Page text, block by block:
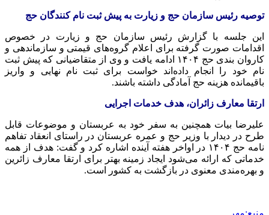
توصیه رئیس سازمان حج و زیارت به پیش ثبت نام کنندگان حج
این جلسه با گزارش رئیس سازمان حج و زیارت در خصوص
اقدامات صورت گرفته برای اعلام گروه‌های قیمتی و سازماندهی و
کاروان بندی حج ۱۴۰۴ ادامه یافت و وی از متقاضیانی که پیش ثبت
نام خود را انجام داده‌اند خواست برای ثبت نام نهایی و واریز
باقیمانده هزینه حج آمادگی داشته باشند.
ارتقا معارف زائران، هدف خدمات اجرایی
علیرضا بیات همچنین به سفر خود به عربستان و موضوعات قابل
طرح در دیدار با وزیر حج و عمره عربستان در راستای انعقاد تفاهم
نامه حج ۱۴۰۴ در اواخر هفته آینده اشاره کرد و گفت: هدف از همه
خدماتی که ارائه می‌شود ایجاد زمینه بهتر برای ارتقا معارف زائرین
و بهره‌مندی معنوی در بازگشت به کشور است.
منبع:مهر